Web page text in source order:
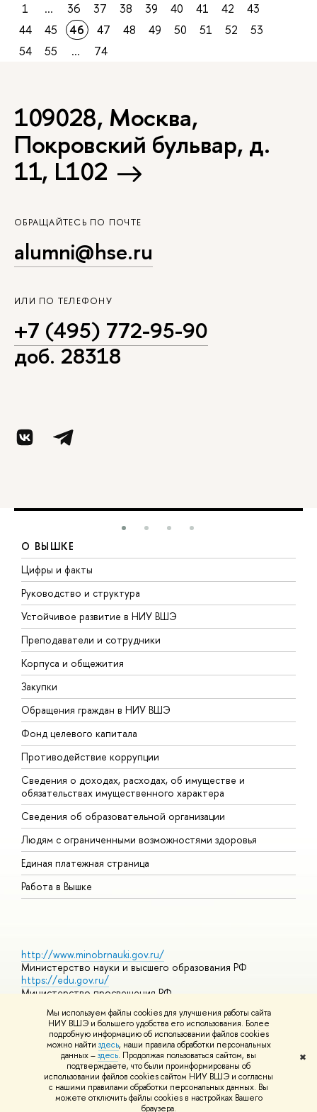
Мы используем файлы cookies для улучшения работы сайта
НИУ ВШЭ и большего удобства его использования. Более
подробную информацию об использовании файлов cookies
можно найти здесь, наши правила обработки персональных
данных –здесь. Продолжая пользоваться сайтом, вы
подтверждаете, что были проинформированы об
использовании файлов cookies сайтом НИУ ВШЭ и согласны
с нашими правилами обработки персональных данных. Вы
можете отключить файлы cookies в настройках Вашего
браузера.
✖
1 ... 36 37 38 39 40 41 42
43
44
45 46 47 48 49 50 51 52
53
54
55 ... 74
109028, Москва,
Покровский бульвар, д.
11, L102
ОБРАЩАЙТЕСЬ ПО ПОЧТЕ
alumni@hse.ru
ИЛИ ПО ТЕЛЕФОНУ
+7 (495) 772-95-90
доб. 28318
О ВЫШКЕ
Цифры и факты
Руководство и структура
Устойчивое развитие в НИУ ВШЭ
Преподаватели и сотрудники
Корпуса и общежития
Закупки
Обращения граждан в НИУ ВШЭ
Фонд целевого капитала
Противодействие коррупции
Сведения о доходах, расходах, об имуществе и
обязательствах имущественного характера
Сведения об образовательной организации
Людям с ограниченными возможностями здоровья
Единая платежная страница
Работа в Вышке
http://www.minobrnauki.gov.ru/
Министерство науки и высшего образования РФ
https://edu.gov.ru/
Министерство просвещения РФ
https://elearning.hse.ru/mooc
Массовые открытые онлайн-курсы
© НИУ ВШЭ 1993–2026 Адреса и контактыУсловия
использования материалов Политика конфиденциальности
Шрифты HSE Sans и HSE Slab разработаны вШколе дизайна НИУ